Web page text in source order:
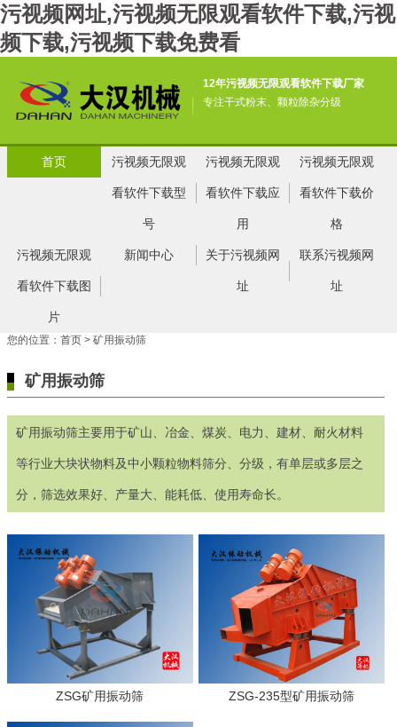
污视频网址,污视频无限观看软件下载,污视
频下载,污视频下载免费看
12年污视频无限观看软件下载厂家
专注干式粉末、颗粒除杂分级
首页 污视频无限观
看软件下载型
号
污视频无限观
看软件下载应
用
污视频无限观
看软件下载价
格
污视频无限观
看软件下载图
片
新闻中心 关于污视频网
址
联系污视频网
址
您的位置： 首页 > 矿用振动筛
矿用振动筛
矿用振动筛主要用于矿山、冶金、煤炭、电力、建材、耐火材料
等行业大块状物料及中小颗粒物料筛分、分级，有单层或多层之
分，筛选效果好、产量大、能耗低、使用寿命长。
ZSG矿用振动筛 ZSG-235型矿用振动筛